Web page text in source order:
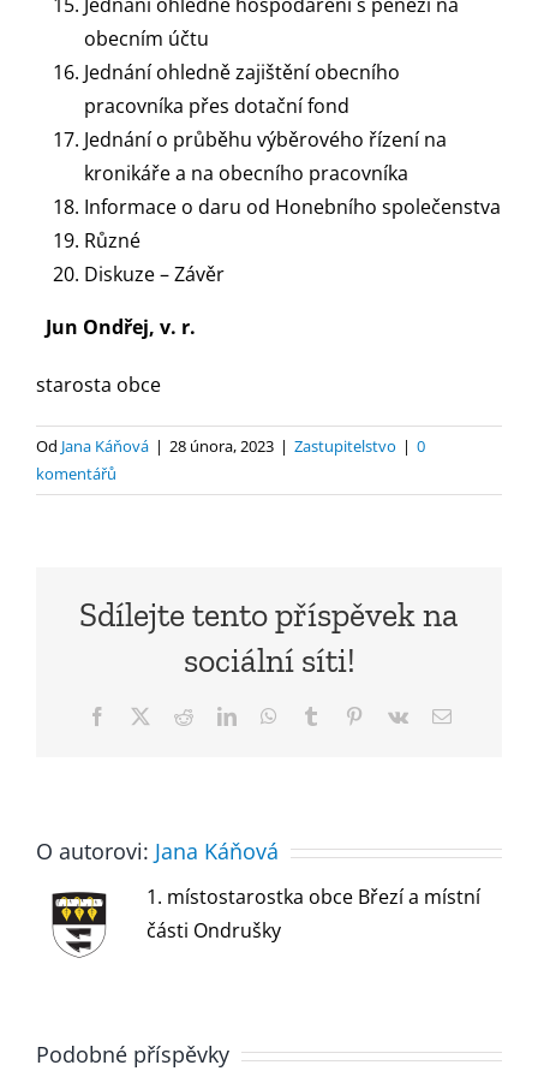
obecním účtu
Jednání ohledně zajištění obecního
pracovníka přes dotační fond
Jednání o průběhu výběrového řízení na
kronikáře a na obecního pracovníka
Informace o daru od Honebního společenstva
Různé
Diskuze – Závěr
Jun Ondřej, v. r.
starosta obce
Od Jana Káňová | 28 února, 2023 | Zastupitelstvo | 0
komentářů
Sdílejte tento příspěvek na
sociální síti!
Facebook RedditLinkedInWhatsApp
Tumblr Pinterest
Vk
E-
O autorovi: Jana Káňová
1. místostarostka obce Březí a místní
části Ondrušky
Podobné příspěvky